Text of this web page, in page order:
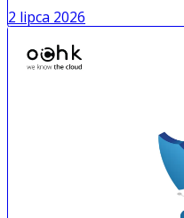
2 lipca 2026